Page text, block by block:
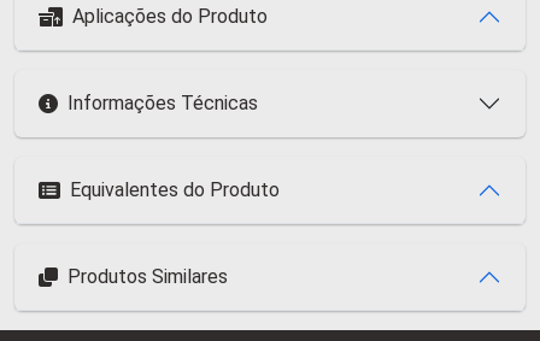
Aplicações do Produto
Informações Técnicas
Equivalentes do Produto
Produtos Similares